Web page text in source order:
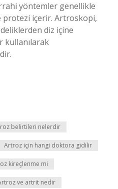
yöntemler genellikle
içerir. Artroskopi,
diz içine
kullanılarak
belirtileri nelerdir
Artroz için hangi doktora gidilir
kireçlenme mi
ve artrit nedir